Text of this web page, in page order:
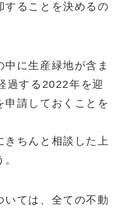
することを決めるの
に生産緑地が含ま
過する2022年を迎
申請しておくことを
ちんと相談した上
いては、全ての不動